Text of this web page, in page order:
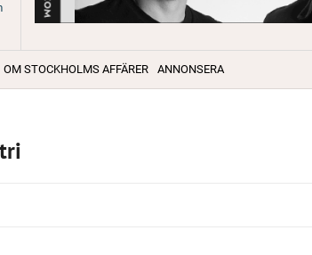
OM STOCKHOLMS AFFÄRER ANNONSERA